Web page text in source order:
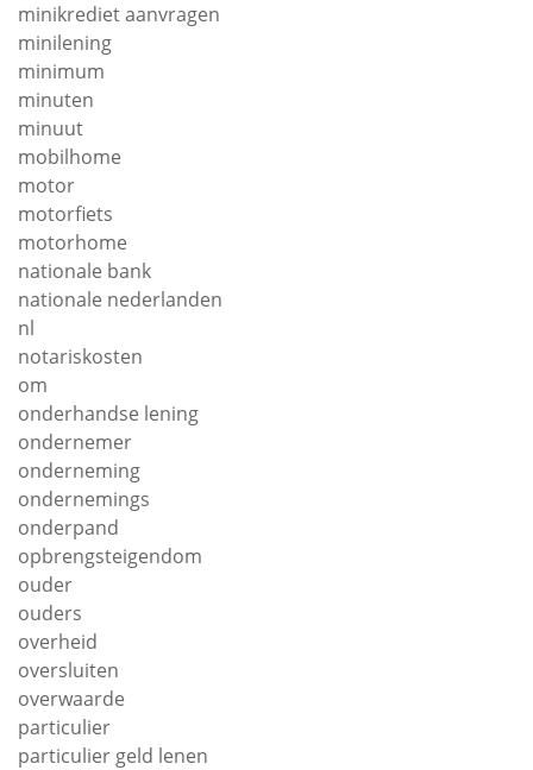
minikrediet aanvragen
minilening
minimum
minuten
minuut
mobilhome
motor
motorfiets
motorhome
nationale bank
nationale nederlanden
nl
notariskosten
om
onderhandse lening
ondernemer
onderneming
ondernemings
onderpand
opbrengsteigendom
ouder
ouders
overheid
oversluiten
overwaarde
particulier
particulier geld lenen